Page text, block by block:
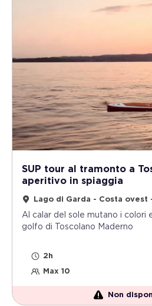
SUP tour al tramonto a
aperitivo in spiaggia
Lago di Garda - Costa ovest
Al calar del sole mutano i colori
golfo di Toscolano Maderno
2h
Max 10
Non